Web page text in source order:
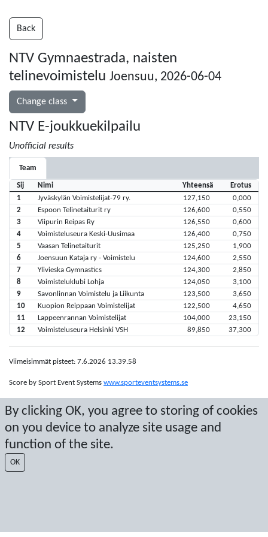
By clicking OK, you agree to storing of cookies
on you device to analyze site usage and
function of the site.
OK
Back
NTV Gymnaestrada, naisten
telinevoimistelu Joensuu, 2026-06-04
Change class
NTV E-joukkuekilpailu
Unofficial results
Team
Sij Nimi Yhteensä
Erotus
1
Jyväskylän Voimistelijat-79 ry. 127,150
0,000
2
Espoon Telinetaiturit ry 126,600
0,550
3
Viipurin Reipas Ry 126,550
0,600
4
Voimisteluseura Keski-Uusimaa 126,400
0,750
5
Vaasan Telinetaiturit 125,250
1,900
6
Joensuun Kataja ry - Voimistelu 124,600
2,550
7
Ylivieska Gymnastics 124,300
2,850
8
Voimisteluklubi Lohja 124,050
3,100
9
Savonlinnan Voimistelu ja Liikunta 123,500
3,650
10
Kuopion Reippaan Voimistelijat 122,500
4,650
11
Lappeenrannan Voimistelijat 104,000
23,150
12
Voimisteluseura Helsinki VSH 89,850 37,300
Viimeisimmät pisteet: 7.6.2026 13.39.58
Score by Sport Event Systems www.sporteventsystems.se
Last Update: 7.8.2026 1.00.05
SX
© 2026 Sport Event Systems/TH Systems AB. All content and data are
protected by copyright. No copying or redistribution allowed without prior
written permission.